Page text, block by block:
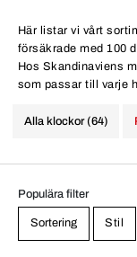
Här listar vi vårt
försäkrade med 100
Hos Skandinaviens
som passar till varje
Alla klockor (64)
Populära filter
Sortering Stil